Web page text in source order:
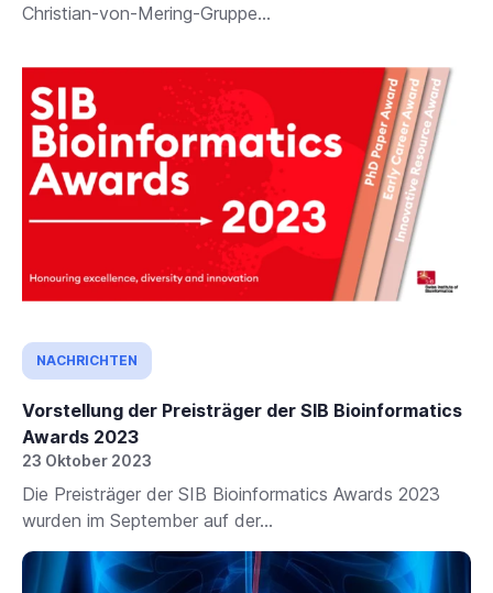
Christian-von-Mering-Gruppe...
NACHRICHTEN
Vorstellung der Preisträger der SIB Bioinformatics
Awards 2023
23 Oktober 2023
Die Preisträger der SIB Bioinformatics Awards 2023
wurden im September auf der...